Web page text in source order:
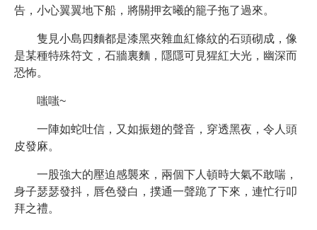
告，小心翼翼地下船，將關押玄曦的籠子拖了過來。
隻見小島四麵都是漆黑夾雜血紅條紋的石頭砌成，像
是某種特殊符文，石牆裏麵，隱隱可見猩紅大光，幽深而
恐怖。
嗤嗤~
一陣如蛇吐信，又如振翅的聲音，穿透黑夜，令人頭
皮發麻。
一股強大的壓迫感襲來，兩個下人頓時大氣不敢喘，
身子瑟瑟發抖，唇色發白，撲通一聲跪了下來，連忙行叩
拜之禮。